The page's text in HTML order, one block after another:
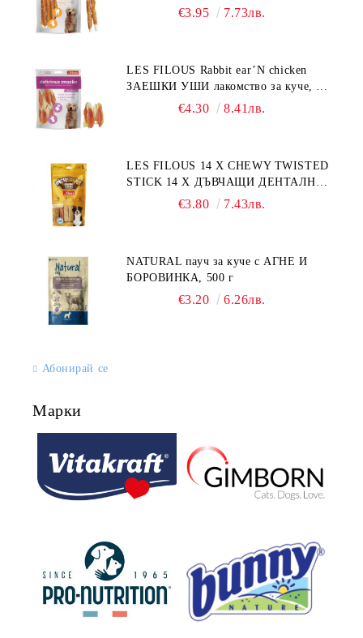
лакомство за куче, 100 г
€3.95 7.73лв.
LES FILOUS Rabbit ear’N chicken
ЗАЕШКИ УШИ лакомство за куче, 50
€4.30 8.41лв.
LES FILOUS 14 X CHEWY TWISTED
STICK 14 X ДЪВЧАЩИ ДЕНТАЛНИ
СОЛЕТИ за куче, УВИТИ
€3.80 7.43лв.
NATURAL пауч за куче с АГНЕ И
БОРОВИНКА, 500 г
€3.20 6.26лв.
Абонирай се
Марки